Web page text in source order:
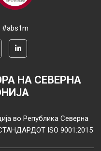
#abs1m
НА СЕВЕРНА
во Република Северна
ISO 9001:2015